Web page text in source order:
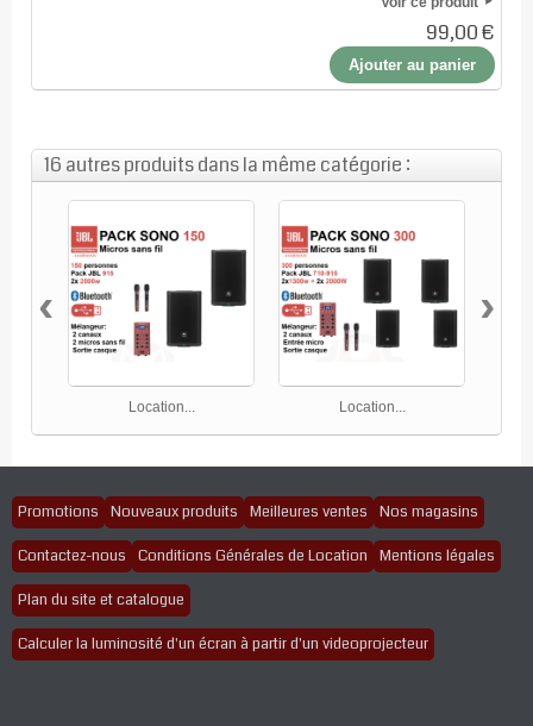
99,00 €
Ajouter au panier
16 autres produits dans la même catégorie :
Location... Location...
‹ ›
Promotions Nouveaux produits Meilleures ventes Nos magasins
Contactez-nous Conditions Générales de Location Mentions légales
Plan du site et catalogue
Calculer la luminosité d'un écran à partir d'un videoprojecteur